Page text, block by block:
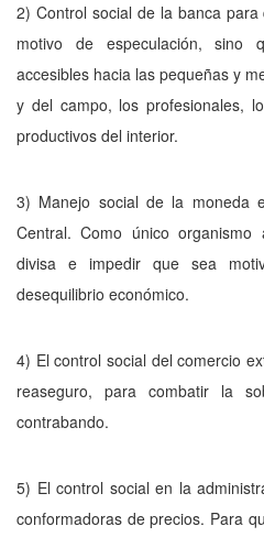
2) Control social de la banca
motivo de especulación, sino
accesibles hacia las peque­ñas y
y del campo, los profesionales,
productivos del interior.
3) Manejo social de la moneda
Central. Como único
divisa e impedir que sea
desequilibrio económico.
4) El control social del comercio
rease­guro, para combatir la
contrabando.
5) El control social en la
conformadoras de precios. Para